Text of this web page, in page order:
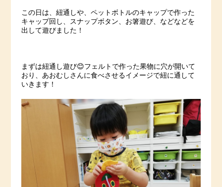
この日は、紐通しや、ペットボトルのキャップで作った
キャップ回し、スナップボタン、お箸遊び、などなどを
出して遊びました！
まずは紐通し遊び😊フェルトで作った果物に穴が開いて
おり、あおむしさんに食べさせるイメージで紐に通して
いきます！